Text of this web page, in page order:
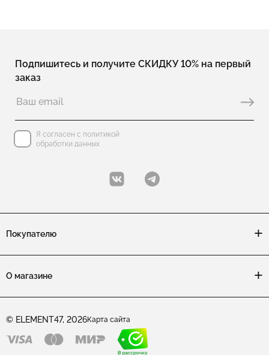
Подпишитесь и получите СКИДКУ 10% на первый
заказ
Я согласен с политикой
обработки данных
Покупателю
О магазине
© ELEMENT47, 2026Карта сайта